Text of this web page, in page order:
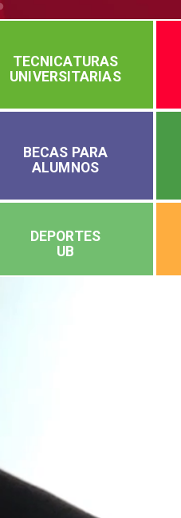
TECNICATURAS
UNIVERSITARIAS
BECAS PARA
ALUMNOS
DEPORTES
UB